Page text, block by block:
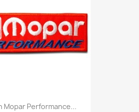
Mopar Performance...